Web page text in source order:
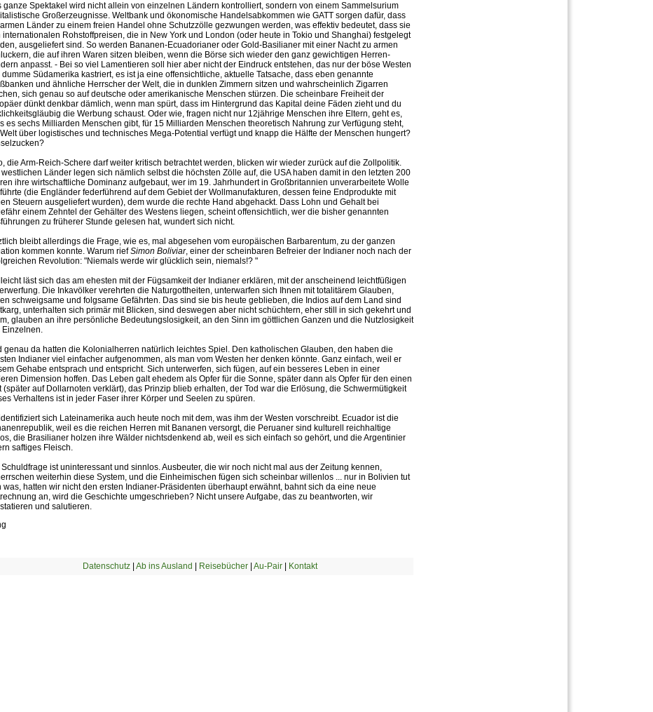
ganze Spektakel wird nicht allein von einzelnen Ländern kontrolliert, sondern von einem Sammelsurium
Großerzeugnisse. Weltbank und ökonomische Handelsabkommen wie GATT sorgen dafür, dass
Länder zu einem freien Handel ohne Schutzzölle gezwungen werden, was effektiv bedeutet, dass sie
internationalen Rohstoffpreisen, die in New York und London (oder heute in Tokio und Shanghai) festgelegt
ausgeliefert sind. So werden Bananen-Ecuadorianer oder Gold-Basilianer mit einer Nacht zu armen
die auf ihren Waren sitzen bleiben, wenn die Börse sich wieder den ganz gewichtigen Herren-
anpasst. - Bei so viel Lamentieren soll hier aber nicht der Eindruck entstehen, das nur der böse Westen
dumme Südamerika kastriert, es ist ja eine offensichtliche, aktuelle Tatsache, dass eben genannte
und ähnliche Herrscher der Welt, die in dunklen Zimmern sitzen und wahrscheinlich Zigarren
sich genau so auf deutsche oder amerikanische Menschen stürzen. Die scheinbare Freiheit der
dünkt denkbar dämlich, wenn man spürt, dass im Hintergrund das Kapital deine Fäden zieht und du
die Werbung schaust. Oder wie, fragen nicht nur 12jährige Menschen ihre Eltern, geht es,
es sechs Milliarden Menschen gibt, für 15 Milliarden Menschen theoretisch Nahrung zur Verfügung steht,
über logistisches und technisches Mega-Potential verfügt und knapp die Hälfte der Menschen hungert?
die Arm-Reich-Schere darf weiter kritisch betrachtet werden, blicken wir wieder zurück auf die Zollpolitik.
westlichen Länder legen sich nämlich selbst die höchsten Zölle auf, die USA haben damit in den letzten 200
ihre wirtschaftliche Dominanz aufgebaut, wer im 19. Jahrhundert in Großbritannien unverarbeitete Wolle
(die Engländer federführend auf dem Gebiet der Wollmanufakturen, dessen feine Endprodukte mit
Steuern ausgeliefert wurden), dem wurde die rechte Hand abgehackt. Dass Lohn und Gehalt bei
einem Zehntel der Gehälter des Westens liegen, scheint offensichtlich, wer die bisher genannten
zu früherer Stunde gelesen hat, wundert sich nicht.
bleibt allerdings die Frage, wie es, mal abgesehen vom europäischen Barbarentum, zu der ganzen
kommen konnte. Warum riefSimon Boliviar, einer der scheinbaren Befreier der Indianer noch nach der
Revolution: "Niemals werde wir glücklich sein, niemals!? "
läst sich das am ehesten mit der Fügsamkeit der Indianer erklären, mit der anscheinend leichtfüßigen
Die Inkavölker verehrten die Naturgottheiten, unterwarfen sich Ihnen mit totalitärem Glauben,
schweigsame und folgsame Gefährten. Das sind sie bis heute geblieben, die Indios auf dem Land sind
unterhalten sich primär mit Blicken, sind deswegen aber nicht schüchtern, eher still in sich gekehrt und
glauben an ihre persönliche Bedeutungslosigkeit, an den Sinn im göttlichen Ganzen und die Nutzlosigkeit
Einzelnen.
genau da hatten die Kolonialherren natürlich leichtes Spiel. Den katholischen Glauben, den haben die
Indianer viel einfacher aufgenommen, als man vom Westen her denken könnte. Ganz einfach, weil er
Gehabe entsprach und entspricht. Sich unterwerfen, sich fügen, auf ein besseres Leben in einer
Dimension hoffen. Das Leben galt ehedem als Opfer für die Sonne, später dann als Opfer für den einen
(später auf Dollarnoten verklärt), das Prinzip blieb erhalten, der Tod war die Erlösung, die Schwermütigkeit
Verhaltens ist in jeder Faser ihrer Körper und Seelen zu spüren.
sich Lateinamerika auch heute noch mit dem, was ihm der Westen vorschreibt. Ecuador ist die
weil es die reichen Herren mit Bananen versorgt, die Peruaner sind kulturell reichhaltige
die Brasilianer holzen ihre Wälder nichtsdenkend ab, weil es sich einfach so gehört, und die Argentinier
saftiges Fleisch.
Schuldfrage ist uninteressant und sinnlos. Ausbeuter, die wir noch nicht mal aus der Zeitung kennen,
weiterhin diese System, und die Einheimischen fügen sich scheinbar willenlos ... nur in Bolivien tut
was, hatten wir nicht den ersten Indianer-Präsidenten überhaupt erwähnt, bahnt sich da eine neue
an, wird die Geschichte umgeschrieben? Nicht unsere Aufgabe, das zu beantworten, wir
und salutieren.
Datenschutz| Ab ins Ausland Reisebücher| Au-Pair| Kontakt